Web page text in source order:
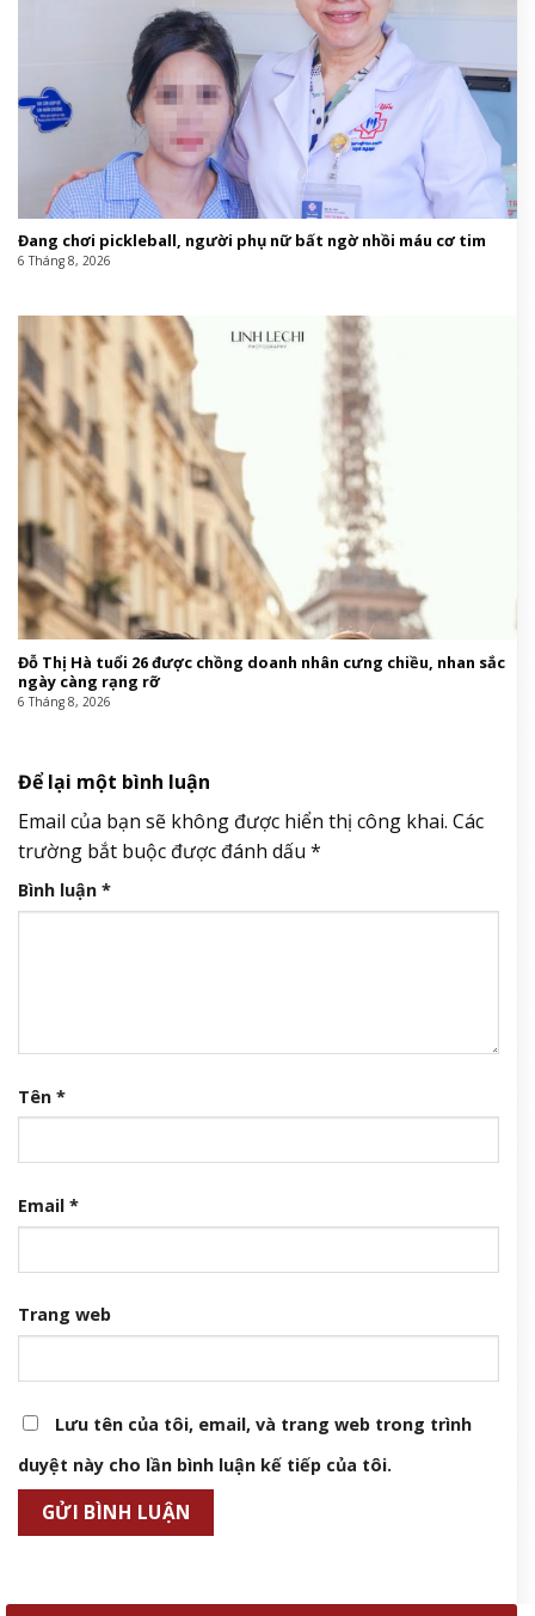
Đang chơi pickleball, người phụ nữ bất ngờ nhồi máu cơ tim
6 Tháng 8, 2026
Đỗ Thị Hà tuổi 26 được chồng doanh nhân cưng chiều, nhan sắc
ngày càng rạng rỡ
6 Tháng 8, 2026
Để lại một bình luận
Email của bạn sẽ không được hiển thị công khai. Các
trường bắt buộc được đánh dấu *
Bình luận *
Tên *
Email *
Trang web
Lưu tên của tôi, email, và trang web trong trình
duyệt này cho lần bình luận kế tiếp của tôi.